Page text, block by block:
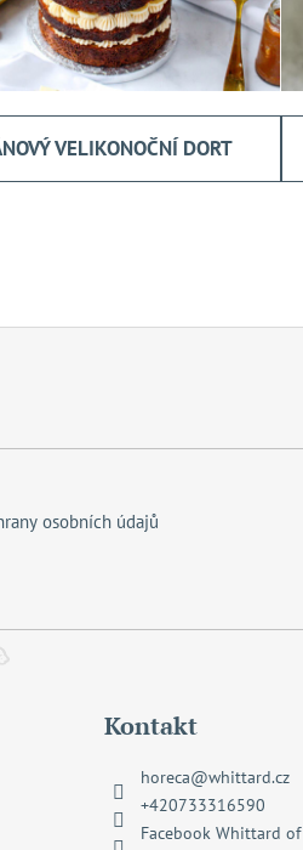
VELIKONOČNÍ DORT
osobních údajů
Kontakt
horeca@whittard.cz
+420733316590
Facebook Whittard of